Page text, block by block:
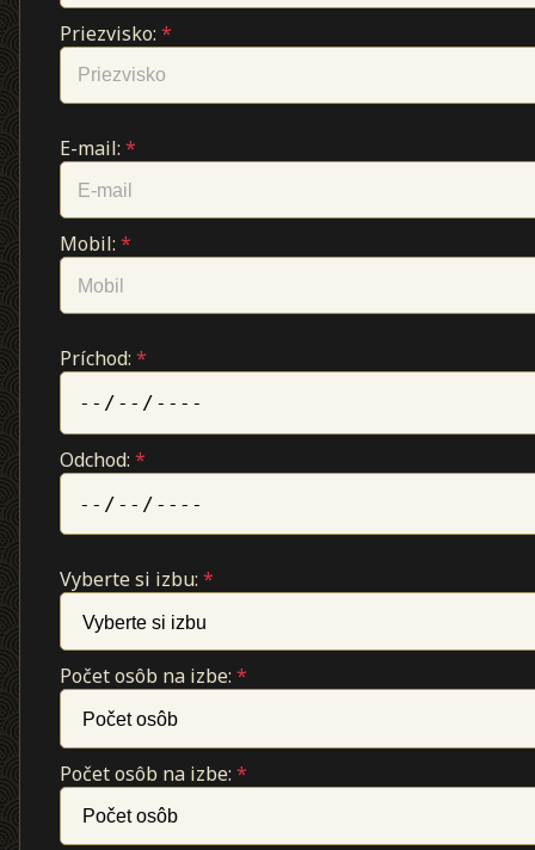
Priezvisko:*
E-mail:*
Mobil:*
Príchod:*
Odchod:*
Vyberte si izbu:*
Počet osôb na izbe:*
Počet osôb na izbe:*